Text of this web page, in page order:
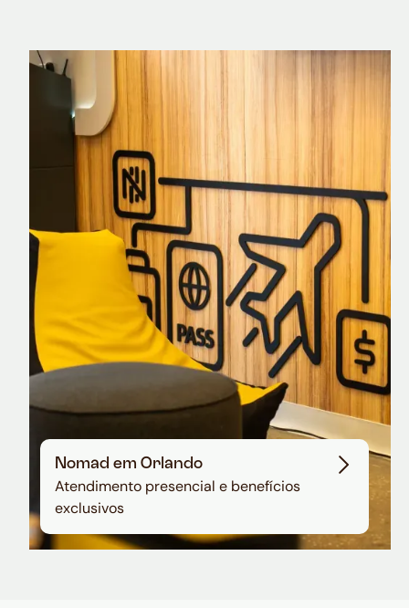
Nomad Explorer
Cartão de crédito brasileiro com cashback
em dólar
Nomad em Orlando
Atendimento presencial e benefícios
exclusivos